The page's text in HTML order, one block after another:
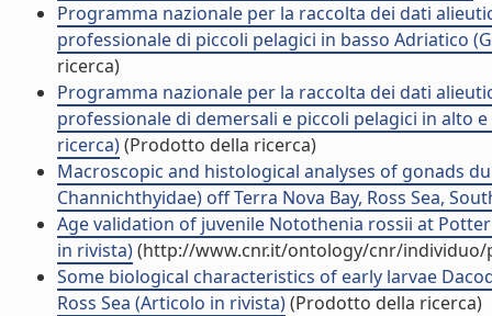
Programma nazionale per la raccolta dei dati
professionale di piccoli pelagici in basso Adriatico
ricerca)
Programma nazionale per la raccolta dei dati
professionale di demersali e piccoli pelagici in alto
ricerca)(Prodotto della ricerca)
Macroscopic and histological analyses of gonads
Channichthyidae) off Terra Nova Bay, Ross Sea,
Age validation of juvenile Notothenia rossii at
in rivista)(http://www.cnr.it/ontology/cnr/individuo/
Some biological characteristics of early larvae
Ross Sea (Articolo in rivista)(Prodotto della ricerca)